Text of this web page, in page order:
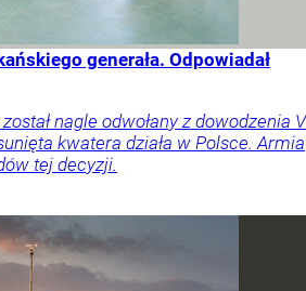
generała. Odpowiadał
nagle odwołany z dowodzenia V
kwatera działa w Polsce. Armia
tej decyzji.